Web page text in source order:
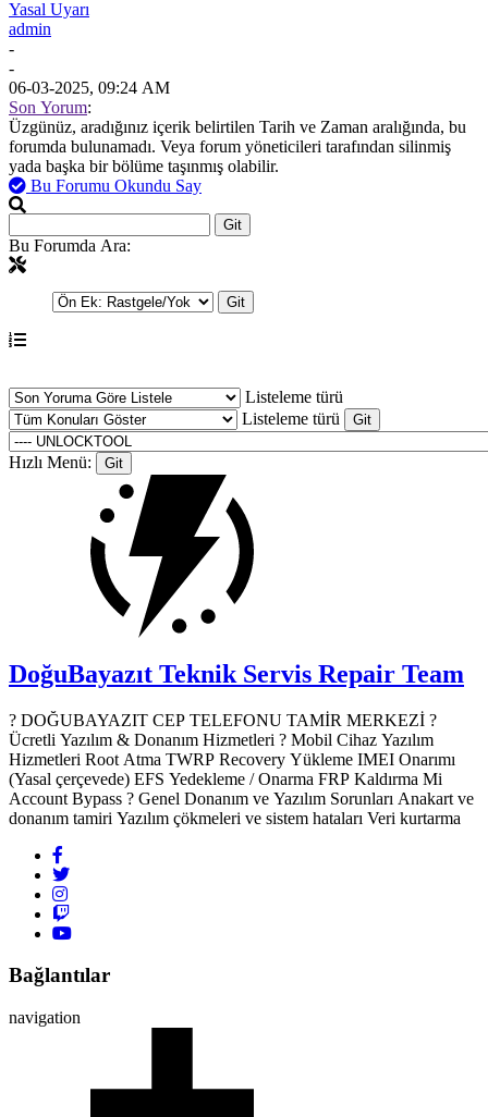
Yasal Uyarı
admin
-
-
06-03-2025, 09:24 AM
Son Yorum:
Üzgünüz, aradığınız içerik belirtilen Tarih ve Zaman aralığında, bu
forumda bulunamadı. Veya forum yöneticileri tarafından silinmiş
yada başka bir bölüme taşınmış olabilir.
Bu Forumu Okundu Say
Bu Forumda Ara:
Listeleme türü
Listeleme türü
Hızlı Menü:
DoğuBayazıt Teknik Servis Repair Team
? DOĞUBAYAZIT CEP TELEFONU TAMİR MERKEZİ ?️
Ücretli Yazılım & Donanım Hizmetleri ? Mobil Cihaz Yazılım
Hizmetleri Root Atma TWRP Recovery Yükleme IMEI Onarımı
(Yasal çerçevede) EFS Yedekleme / Onarma FRP Kaldırma Mi
Account Bypass ? Genel Donanım ve Yazılım Sorunları Anakart ve
donanım tamiri Yazılım çökmeleri ve sistem hataları Veri kurtarma
Bağlantılar
navigation